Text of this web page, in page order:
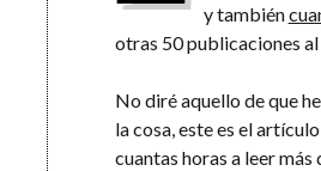
y también
otras 50 publicaciones
No diré aquello de que
la cosa, este es el
cuantas horas a leer